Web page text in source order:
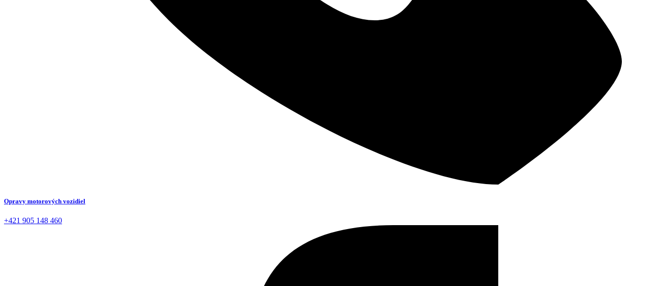
Opravy motorových vozidiel
+421 905 148 460